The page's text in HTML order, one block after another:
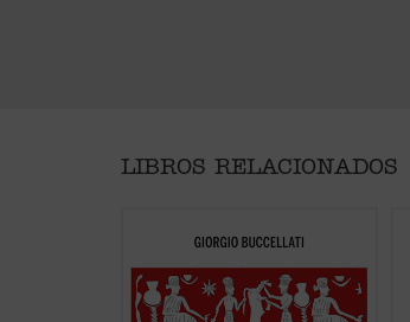
LIBROS RELACIONADOS
«El libro de Buccellati (...) permite
reflexión histórico-arqueológica
hacia la filosofía y la teología. Ha